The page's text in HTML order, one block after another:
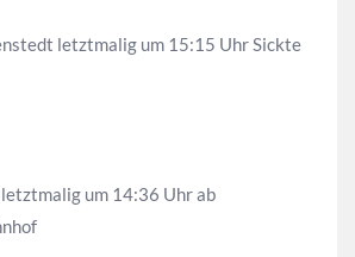
letztmalig um 15:15 Uhr Sickte
um 14:36 Uhr ab